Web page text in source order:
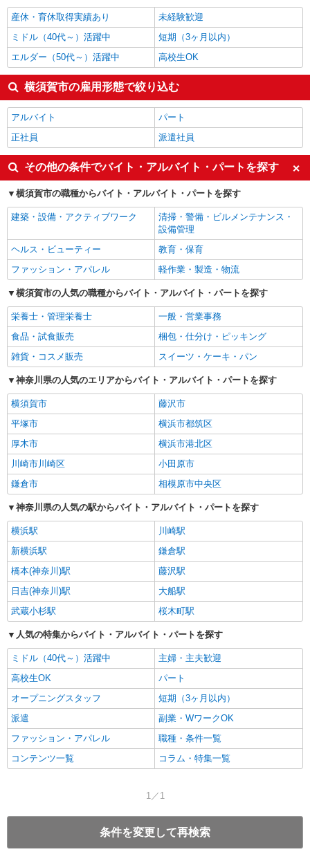
横須賀市の他の職種の平均時給を見る
産休・育休取得実績あり
未経験歓迎
ミドル（40代～）活躍中
短期（3ヶ月以内）
エルダー（50代～）活躍中
高校生OK
横須賀市の雇用形態で絞り込む
アルバイト
パート
正社員
派遣社員
その他の条件でバイト・アルバイト・パートを探す
横須賀市の職種からバイト・アルバイト・パートを探す
建築・設備・アクティブワーク
清掃・警備・ビルメンテナンス・
設備管理
ヘルス・ビューティー
教育・保育
ファッション・アパレル
軽作業・製造・物流
横須賀市の人気の職種からバイト・アルバイト・パートを探す
栄養士・管理栄養士
一般・営業事務
食品・試食販売
梱包・仕分け・ピッキング
雑貨・コスメ販売
スイーツ・ケーキ・パン
神奈川県の人気のエリアからバイト・アルバイト・パートを探す
横須賀市
藤沢市
平塚市
横浜市都筑区
厚木市
横浜市港北区
川崎市川崎区
小田原市
鎌倉市
相模原市中央区
神奈川県の人気の駅からバイト・アルバイト・パートを探す
横浜駅
川崎駅
新横浜駅
鎌倉駅
橋本(神奈川)駅
藤沢駅
日吉(神奈川)駅
大船駅
武蔵小杉駅
桜木町駅
人気の特集からバイト・アルバイト・パートを探す
ミドル（40代～）活躍中
主婦・主夫歓迎
高校生OK
パート
オープニングスタッフ
短期（3ヶ月以内）
派遣
副業・WワークOK
ファッション・アパレル
職種・条件一覧
コンテンツ一覧
コラム・特集一覧
1／1
条件を変更して再検索